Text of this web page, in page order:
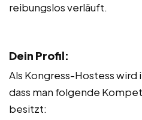
reibungslos verläuft.
Dein Profil:
Als Kongress-Hostess wird
dass man folgende
besitzt: